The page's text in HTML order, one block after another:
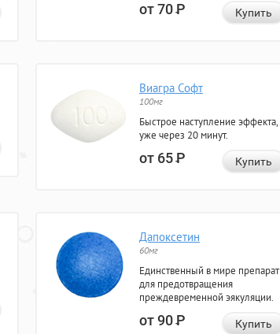
от 70Р Купить
Виагра Софт
100мг
Быстрое наступление эффекта,
уже через 20 минут.
от 65Р Купить
Дапоксетин
60мг
Единственный в мире препарат
для предотвращения
преждевременной эякуляции.
от 90Р Купить